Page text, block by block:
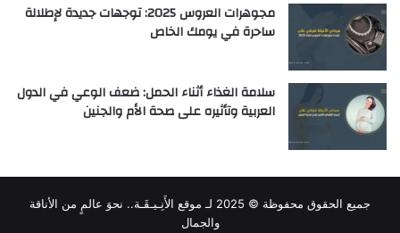
مجوهرات العروس 2025: توجهات جديدة لإطلالة
ساحرة في يومك الخاص
سلامة الغذاء أثناء الحمل: ضعف الوعي في الدول
العربية وتأثيره على صحة الأم والجنين
جميع الحقوق محفوظة © 2025 لـ
موقع الأَنِـيـقَـة.. نحوَ عالمٍ من الأناقة
والجمال